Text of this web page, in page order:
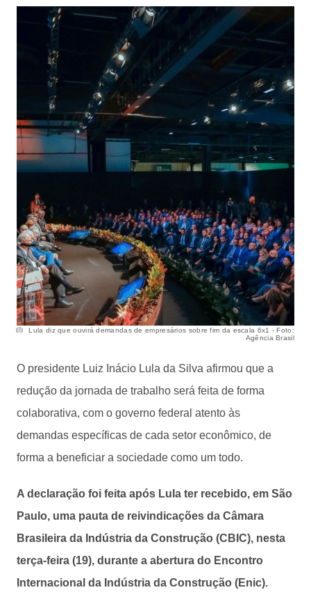
Lula diz que ouvirá demandas de empresários sobre fim da escala 6x1 - Foto:
Agência Brasil
O presidente Luiz Inácio Lula da Silva afirmou que a
redução da jornada de trabalho será feita de forma
colaborativa, com o governo federal atento às
demandas específicas de cada setor econômico, de
forma a beneficiar a sociedade como um todo.
A declaração foi feita após Lula ter recebido, em São
Paulo, uma pauta de reivindicações da Câmara
Brasileira da Indústria da Construção (CBIC), nesta
terça-feira (19), durante a abertura do Encontro
Internacional da Indústria da Construção (Enic).